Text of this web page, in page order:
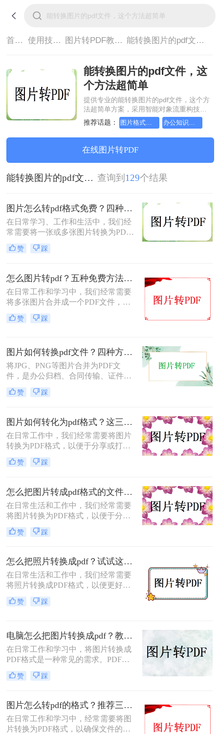
首页> 使用技巧> 图片转PDF教程> 能转换图片的pdf文件，这个方法超简单
能转换图片的pdf文件，这
个方法超简单
提供专业的能转换图片的pdf文件，这个方
法超简单方案，采用智能对象流重构技
术，确保文档1:1高保真还原且排版不乱
码。支持一键批量处理，全链路 SSL 加密
保障隐私安全。助您快速实现能转换图片
的pdf文件，这个方法超简单，无需安装，
高效办公。
推荐话题： 图片格式如何转成pdf文档？方法详细解析
在线图片转PDF
能转换图片的pdf文件，这个方法超简单 查询到 129个结果
图片怎么转pdf格式免费？四种方法对比与实操指南（附详细表格）!
在日常学习、工作和生活中，我们经
常需要将一张或多张图片转换为PDF
格式，以便于分享、存档或打印。无
论是整理电子相册、提交证件照，还
都十分常见。为了帮你快速选出最适
合自己的转换方式，下表汇总了四种
主流免费方法的核心差异：
赞 踩
怎么图片转pdf？五种免费方法对比与实操指南（附详细表格）！
在日常工作和学习中，我们经常需要
将多张图片合并成一个PDF文件，以
便于分享、存档或打印。无论是制作
电子相册、整理工作截图、提交证件
出最适合自己的转换方式，下表汇总
了五种主流方法的核心差异：
赞 踩
图片如何转换pdf文件？四种方法实测对比，附各场景最优选！
将JPG、PNG等图片合并为PDF文
件，是办公归档、合同传输、证件提
交中经常遇到的需求。但不同方法在
转换质量、操作效率、数据安全方面
模糊、页面错位，甚至隐私泄露。本
文基于实际测试，对比四种主流图片
转PDF方案，按场景给出明确建议，
帮你少走弯路。
赞 踩
图片如何转化为pdf格式？这三个实用指南收好！
在日常工作中，我们经常需要将图片
转换为PDF格式，以便于分享或打
印。那么图片如何转化为pdf格式呢？
本文将介绍三种将图片转化为PDF格
和适用场景，您可以根据自己的需求
选择最合适的方式。
赞 踩
怎么把图片转成pdf格式的文件？尝试下面三种方法！
在日常生活和工作中，我们经常需要
将图片转换为PDF格式，以便于分
享、打印或归档。那么怎么把图片转
成pdf格式的文件呢？本文将介绍三种
方法都有其特点和适用场景，您可以
根据自己的需求选择最合适的方式。
赞 踩
怎么把照片转换成pdf？试试这三个转换方法！
在日常生活和工作中，我们经常需要
将照片转换成PDF格式，以便更好地
进行分享、存储或打印。那么怎么把
照片转换成pdf呢？本文将介绍三种将
赞 踩
电脑怎么把图片转换成pdf？教你4种简单的方法！
在日常工作和学习中，将图片转换成
PDF格式是一种常见的需求。PDF格
式具有支持矢量图形、打印格式不走
样、兼容性高、体积小以及支持批注
格式。那么电脑怎么把图片转换成pdf
呢？本文将介绍四种常见的图片转
PDF的方法。
赞 踩
图片怎么转pdf的格式？推荐三种实用的方法！
在日常工作和学习中，经常需要将图
片转换为PDF格式，以确保文件的格